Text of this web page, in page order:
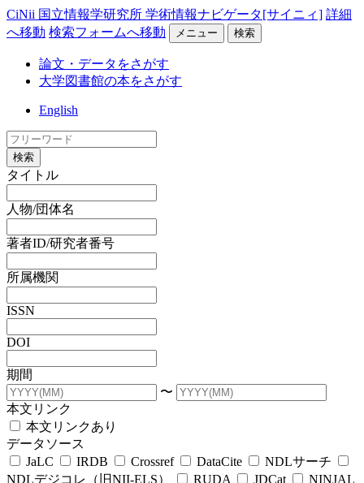
CiNii 国立情報学研究所 学術情報ナビゲータ[サイニィ] 詳細
へ移動 検索フォームへ移動 メニュー 検索
論文・データをさがす
大学図書館の本をさがす
English
検索
タイトル
人物/団体名
著者ID/研究者番号
所属機関
ISSN
DOI
期間
〜
本文リンク
本文リンクあり
データソース
JaLC
IRDB Crossref DataCite
NDLサーチ
NDLデジコレ（旧NII-ELS）
RUDA JDCat
NINJAL